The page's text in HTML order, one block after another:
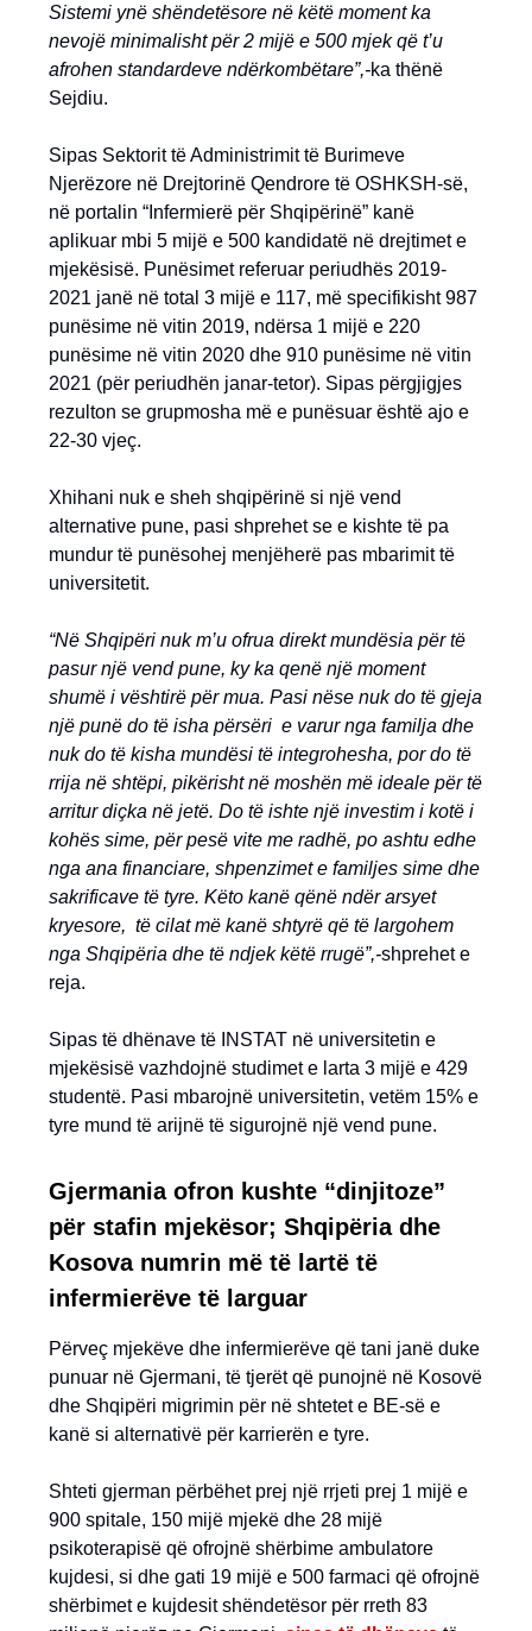
Sistemi ynë shëndetësore në këtë moment ka
nevojë minimalisht për 2 mijë e 500 mjek që t’u
afrohen standardeve ndërkombëtare”,-ka thënë
Sejdiu.
Sipas Sektorit të Administrimit të Burimeve
Njerëzore në Drejtorinë Qendrore të OSHKSH-së,
në portalin “Infermierë për Shqipërinë” kanë
aplikuar mbi 5 mijë e 500 kandidatë në drejtimet e
mjekësisë. Punësimet referuar periudhës 2019-
2021 janë në total 3 mijë e 117, më specifikisht 987
punësime në vitin 2019, ndërsa 1 mijë e 220
punësime në vitin 2020 dhe 910 punësime në vitin
2021 (për periudhën janar-tetor). Sipas përgjigjes
rezulton se grupmosha më e punësuar është ajo e
22-30 vjeç.
Xhihani nuk e sheh shqipërinë si një vend
alternative pune, pasi shprehet se e kishte të pa
mundur të punësohej menjëherë pas mbarimit të
universitetit.
“Në Shqipëri nuk m’u ofrua direkt mundësia për të
pasur një vend pune, ky ka qenë një moment
shumë i vështirë për mua. Pasi nëse nuk do të gjeja
një punë do të isha përsëri e varur nga familja dhe
nuk do të kisha mundësi të integrohesha, por do të
rrija në shtëpi, pikërisht në moshën më ideale për të
arritur diçka në jetë. Do të ishte një investim i kotë i
kohës sime, për pesë vite me radhë, po ashtu edhe
nga ana financiare, shpenzimet e familjes sime dhe
sakrificave të tyre. Këto kanë qënë ndër arsyet
kryesore, të cilat më kanë shtyrë që të largohem
nga Shqipëria dhe të ndjek këtë rrugë”,-shprehet e
reja.
Sipas të dhënave të INSTAT në universitetin e
mjekësisë vazhdojnë studimet e larta 3 mijë e 429
studentë. Pasi mbarojnë universitetin, vetëm 15% e
tyre mund të arijnë të sigurojnë një vend pune.
Gjermania ofron kushte “dinjitoze”
për stafin mjekësor; Shqipëria dhe
Kosova numrin më të lartë të
infermierëve të larguar
Përveç mjekëve dhe infermierëve që tani janë duke
punuar në Gjermani, të tjerët që punojnë në Kosovë
dhe Shqipëri migrimin për në shtetet e BE-së e
kanë si alternativë për karrierën e tyre.
Shteti gjerman përbëhet prej një rrjeti prej 1 mijë e
900 spitale, 150 mijë mjekë dhe 28 mijë
psikoterapisë që ofrojnë shërbime ambulatore
kujdesi, si dhe gati 19 mijë e 500 farmaci që ofrojnë
shërbimet e kujdesit shëndetësor për rreth 83